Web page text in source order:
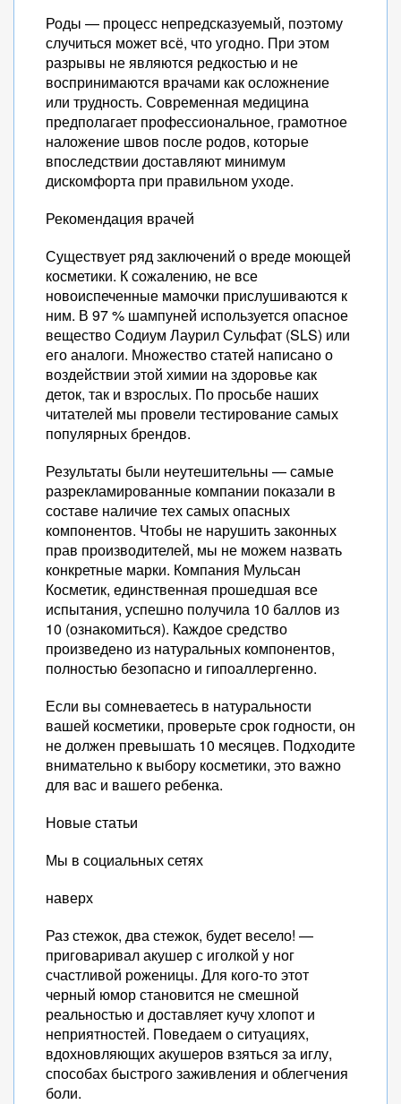
Роды — процесс непредсказуемый, поэтому
случиться может всё, что угодно. При этом
разрывы не являются редкостью и не
воспринимаются врачами как осложнение
или трудность. Современная медицина
предполагает профессиональное, грамотное
наложение швов после родов, которые
впоследствии доставляют минимум
дискомфорта при правильном уходе.
Рекомендация врачей
Существует ряд заключений о вреде моющей
косметики. К сожалению, не все
новоиспеченные мамочки прислушиваются к
ним. В 97 % шампуней используется опасное
вещество Содиум Лаурил Сульфат (SLS) или
его аналоги. Множество статей написано о
воздействии этой химии на здоровье как
деток, так и взрослых. По просьбе наших
читателей мы провели тестирование самых
популярных брендов.
Результаты были неутешительны — самые
разрекламированные компании показали в
составе наличие тех самых опасных
компонентов. Чтобы не нарушить законных
прав производителей, мы не можем назвать
конкретные марки. Компания Мульсан
Косметик, единственная прошедшая все
испытания, успешно получила 10 баллов из
10 (ознакомиться). Каждое средство
произведено из натуральных компонентов,
полностью безопасно и гипоаллергенно.
Если вы сомневаетесь в натуральности
вашей косметики, проверьте срок годности, он
не должен превышать 10 месяцев. Подходите
внимательно к выбору косметики, это важно
для вас и вашего ребенка.
Новые статьи
Мы в социальных сетях
наверх
Раз стежок, два стежок, будет весело! —
приговаривал акушер с иголкой у ног
счастливой роженицы. Для кого-то этот
черный юмор становится не смешной
реальностью и доставляет кучу хлопот и
неприятностей. Поведаем о ситуациях,
вдохновляющих акушеров взяться за иглу,
способах быстрого заживления и облегчения
боли.